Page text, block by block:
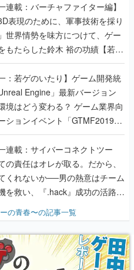
連載：バーチャファイター編】
表現のために、軍事技術を採り
世界情勢を味方につけて、ゲー
もたらした鈴木 裕の功績【若ゲ
：若ゲのいたり】ゲーム開発統
Engine」最新バージョン
境はどう変わる？ ゲーム業界向
ションイベント「GTMF2019」
より理解を深めよう【PR】
連載：サイバーコネクトツー
の責任はオレが取る。だから、
くれないか──男の熱意はチーム
を救い、『.hack』成功の活路を
の快男児・松山 洋に流れる血は
ンプ』色だった【若ゲのいた
の青春〜の記事一覧